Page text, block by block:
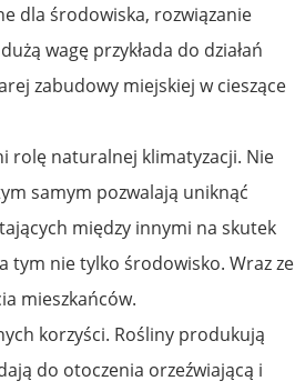
dla środowiska, rozwiązanie
wagę przykłada do działań
zabudowy miejskiej w cieszące
rolę naturalnej klimatyzacji. Nie
samym pozwalają uniknąć
między innymi na skutek
tym nie tylko środowisko. Wraz ze
mieszkańców.
korzyści. Rośliny produkują
do otoczenia orzeźwiającą i